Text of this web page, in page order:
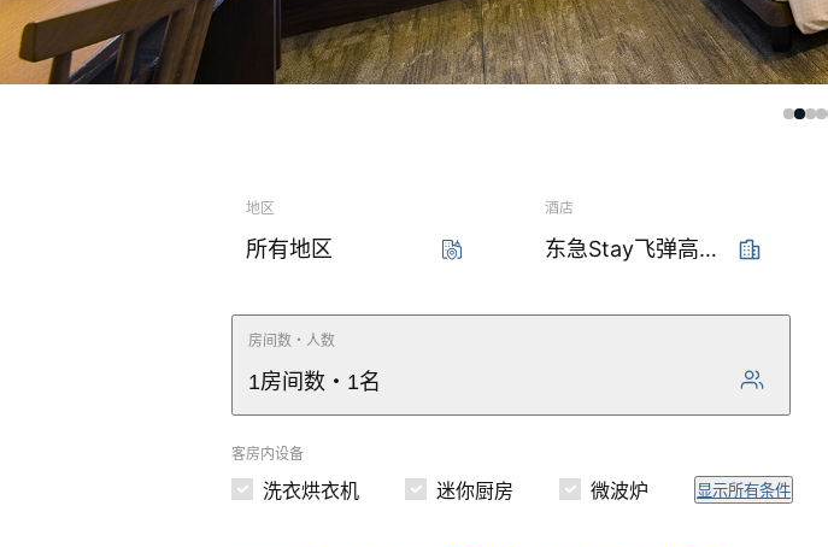
地区
所有地区
酒店
东急Stay飞弹高山 结之汤
房间数・人数
1房间数・1名
客房内设备
洗衣烘衣机 迷你厨房 微波炉 显示所有条件